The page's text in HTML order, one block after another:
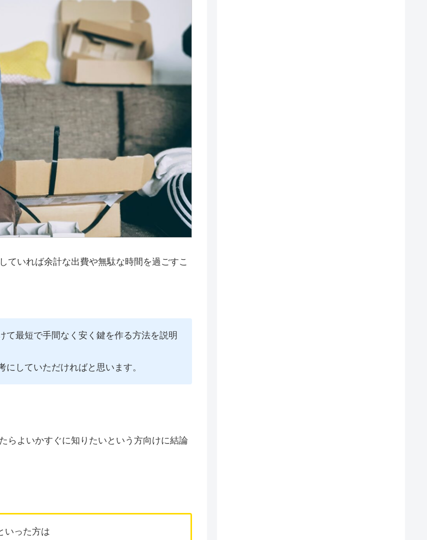
ていれば余計な出費や無駄な時間を過ごすこ
て最短で手間なく安く鍵を作る方法を説明
していただければと思います。
らよいかすぐに知りたいという方向けに結論
いった方は